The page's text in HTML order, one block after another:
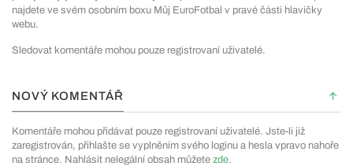
najdete ve svém osobním boxu Můj EuroFotbal v pravé části hlavičky
webu.
Sledovat komentáře mohou pouze registrovaní uživatelé.
NOVÝ KOMENTÁŘ
Komentáře mohou přidávat pouze registrovaní uživatelé. Jste-li již
zaregistrován, přihlašte se vyplněním svého loginu a hesla vpravo nahoře
na stránce. Nahlásit nelegální obsah můžete zde.